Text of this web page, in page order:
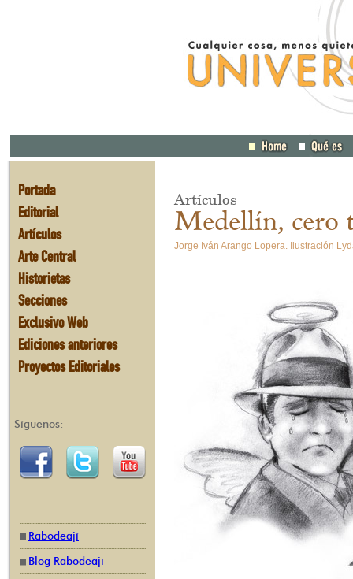
Portada
Editorial
Artículos
Arte Central
Historietas
Secciones
Exclusivo Web
Ediciones anteriores
Proyectos Editoriales
Síguenos:
Rabodeají
Blog Rabodeají
Artículos
Medellín, cero
Jorge Iván Arango Lopera. Ilustración